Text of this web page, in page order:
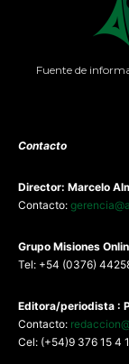
Fuente de
Contacto
Director: Marcelo
Contacto:
Grupo Misiones
Tel: +54 (0376)
Editora/periodista :
Contacto:
Cel: (+54)9 376 15 4